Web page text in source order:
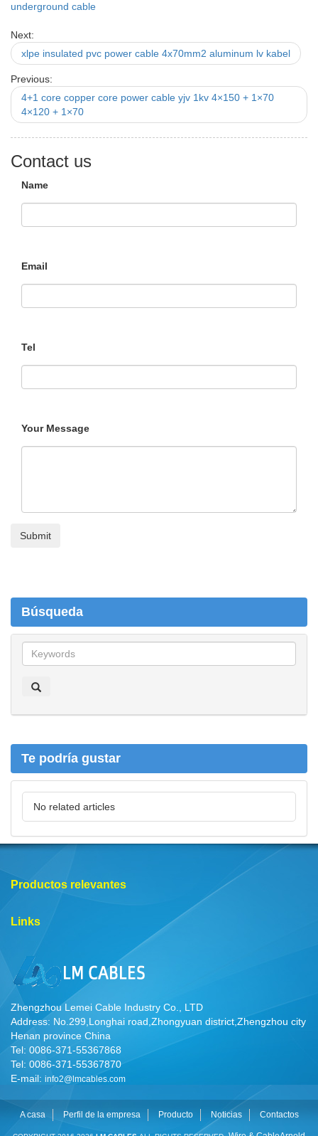
underground cable
Next:
xlpe insulated pvc power cable 4x70mm2 aluminum lv kabel
Previous:
4+1 core copper core power cable yjv 1kv 4×150 + 1×70
4×120 + 1×70
Contact us
Name
Email
Tel
Your Message
Búsqueda
ú
e
a
Te podría gustar
No related articles
Productos relevantes
Links
Zhengzhou Lemei Cable Industry Co., LTD
Address: No.299,Longhai road,Zhongyuan district,Zhengzhou city
Henan province China
Tel: 0086-371-55367868
Tel: 0086-371-55367870
E-mail: info2@lmcables.com
A casa Perfil de la empresa Producto Noticias Contactos